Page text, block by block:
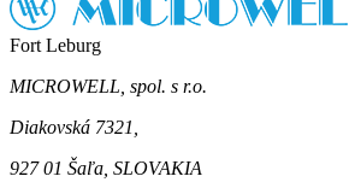
Fort Leburg
MICROWELL, spol. s r.o.
Diakovská 7321,
927 01 Šaľa, SLOVAKIA